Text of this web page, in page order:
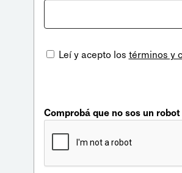
Leí y acepto los términos y
Comprobá que no sos un robot